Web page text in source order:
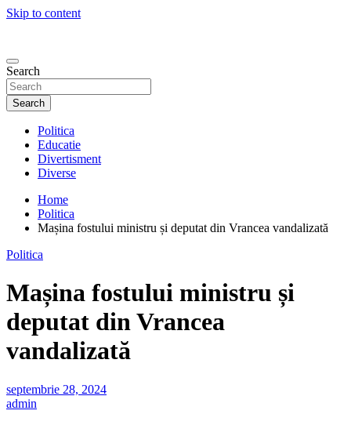
Skip to content
Search
Search
Politica
Educatie
Divertisment
Diverse
Home
Politica
Mașina fostului ministru și deputat din Vrancea vandalizată
Politica
Mașina fostului ministru și
deputat din Vrancea
vandalizată
septembrie 28, 2024
admin